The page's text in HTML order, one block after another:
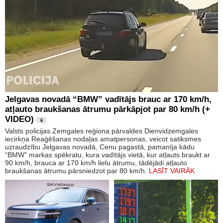
Jelgavas novadā “BMW” vadītājs brauc ar 170 km/h,
atļauto braukšanas ātrumu pārkāpjot par 80 km/h (+
VIDEO)
6
Valsts policijas Zemgales reģiona pārvaldes Dienvidzemgales
iecirkņa Reaģēšanas nodaļas amatpersonas, veicot satiksmes
uzraudzību Jelgavas novadā, Cenu pagastā, pamanīja kādu
“BMW” markas spēkratu, kura vadītājs vietā, kur atļauts braukt ar
90 km/h, brauca ar 170 km/h lielu ātrumu, tādējādi atļauto
braukšanas ātrumu pārsniedzot par 80 km/h. LASĪT VAIRĀK